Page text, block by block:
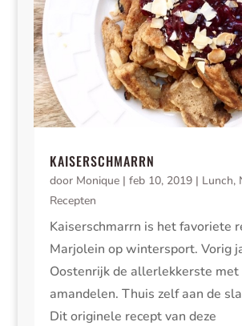
KAISERSCHMARRN
door Monique| feb 10, 2019| Lunch,
Recepten
Kaiserschmarrn is het favoriete
Marjolein op wintersport. Vorig
Oostenrijk de allerlekkerste met
amandelen. Thuis zelf aan de
Dit originele recept van deze